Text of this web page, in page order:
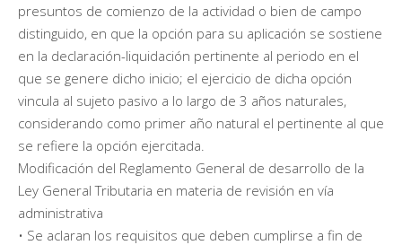
presuntos de comienzo de la actividad o bien de campo
distinguido, en que la opción para su aplicación se sostiene
en la declaración-liquidación pertinente al periodo en el
que se genere dicho inicio; el ejercicio de dicha opción
vincula al sujeto pasivo a lo largo de 3 años naturales,
considerando como primer año natural el pertinente al que
se refiere la opción ejercitada.
Modificación del Reglamento General de desarrollo de la
Ley General Tributaria en materia de revisión en vía
administrativa
• Se aclaran los requisitos que deben cumplirse a fin de